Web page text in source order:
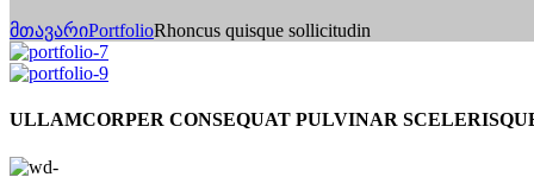
მთავარიPortfolioRhoncus quisque sollicitudin
ULLAMCORPER CONSEQUAT PULVINAR